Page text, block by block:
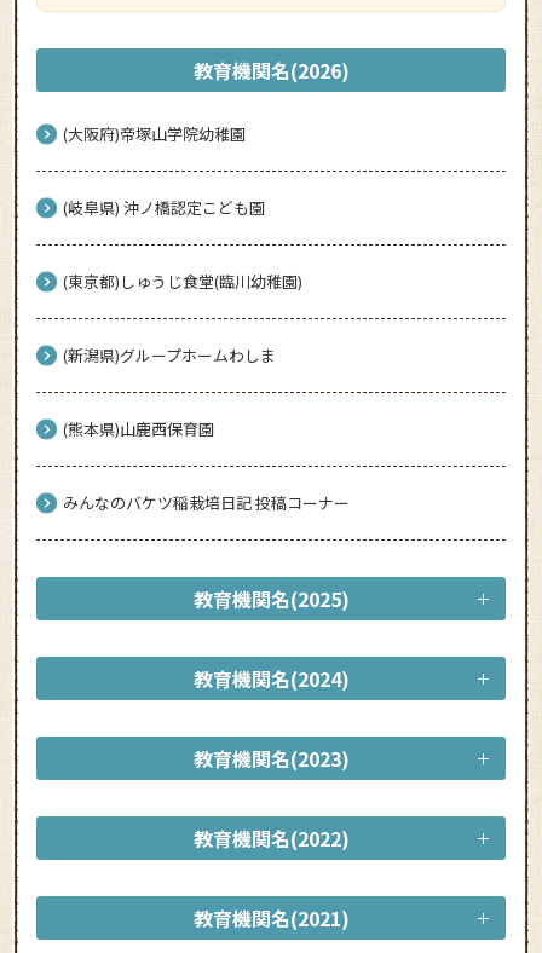
教育機関名(2026)
(大阪府)帝塚山学院幼稚園
(岐阜県) 沖ノ橋認定こども園
(東京都)しゅうじ食堂(臨川幼稚園)
(新潟県)グループホームわしま
(熊本県)山鹿西保育園
みんなのバケツ稲栽培日記 投稿コーナー
教育機関名(2025)
教育機関名(2024)
教育機関名(2023)
教育機関名(2022)
教育機関名(2021)